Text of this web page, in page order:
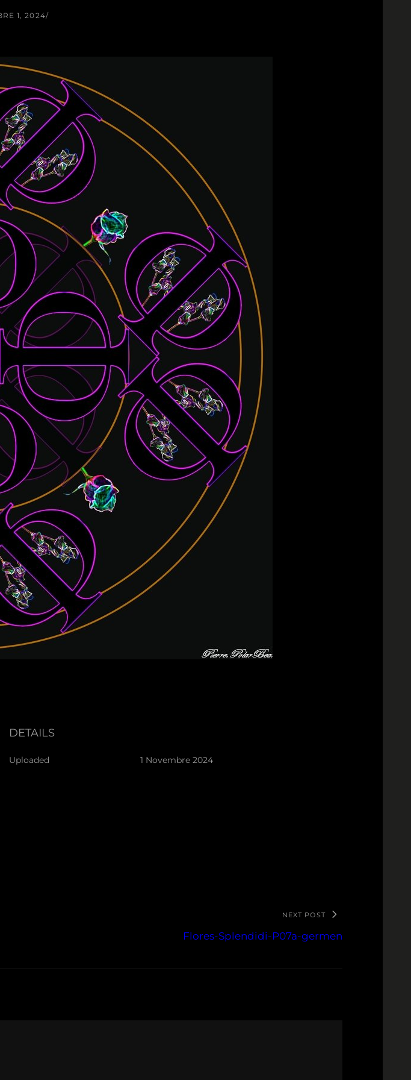
1, 2024/
DETAILS
Uploaded 1 Novembre 2024
NEXT POST
Flores-Splendidi-P07a-germen